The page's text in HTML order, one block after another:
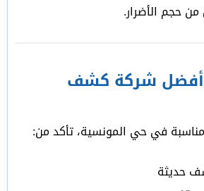
حجم الأضرار.
أفضل شركة كشف
في حي المونسية، تأكد من:
حديثة